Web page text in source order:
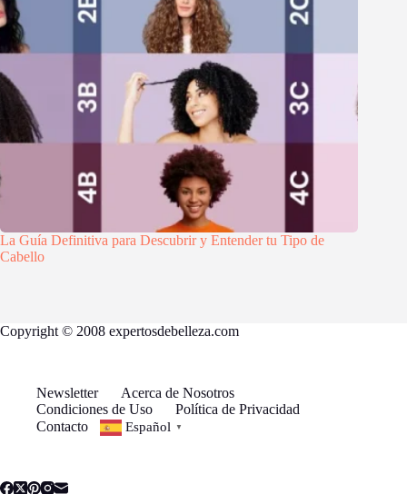
La Guía Definitiva para Descubrir y Entender tu Tipo de
Cabello
Copyright © 2008 expertosdebelleza.com
Newsletter
Acerca de Nosotros
Condiciones de Uso
Política de Privacidad
Contacto
Español ▼